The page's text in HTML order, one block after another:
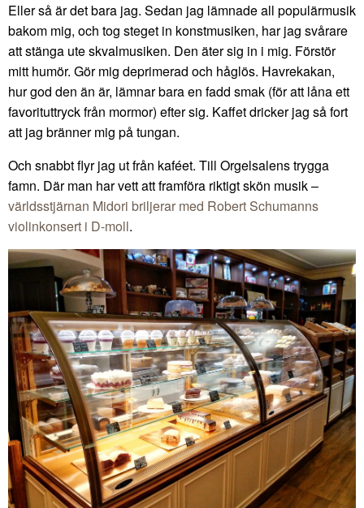
Eller så är det bara jag. Sedan jag lämnade all populärmusik
bakom mig, och tog steget in konstmusiken, har jag svårare
att stänga ute skvalmusiken. Den äter sig in i mig. Förstör
mitt humör. Gör mig deprimerad och håglös. Havrekakan,
hur god den än är, lämnar bara en fadd smak (för att låna ett
favorituttryck från mormor) efter sig. Kaffet dricker jag så fort
att jag bränner mig på tungan.
Och snabbt flyr jag ut från kaféet. Till Orgelsalens trygga
famn. Där man har vett att framföra riktigt skön musik –
världsstjärnan Midori briljerar med Robert Schumanns
violinkonsert i D-moll.